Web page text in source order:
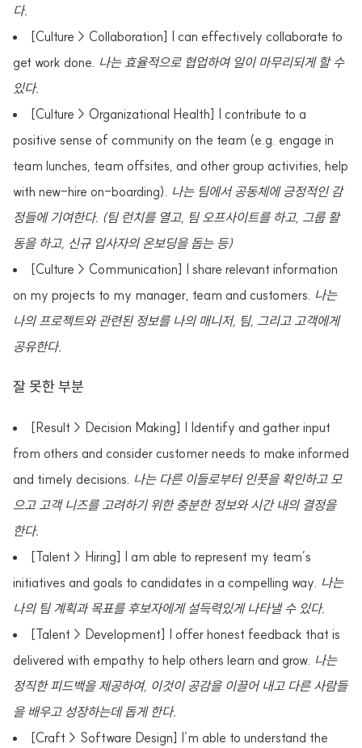
다.
[Culture > Collaboration] I can effectively collaborate to
get work done. 나는 효율적으로 협업하여 일이 마무리되게 할 수
있다.
[Culture > Organizational Health] I contribute to a
positive sense of community on the team (e.g. engage in
team lunches, team offsites, and other group activities, help
with new-hire on-boarding). 나는 팀에서 공동체에 긍정적인 감
정들에 기여한다. (팀 런치를 열고, 팀 오프사이트를 하고, 그룹 활
동을 하고, 신규 입사자의 온보딩을 돕는 등)
[Culture > Communication] I share relevant information
on my projects to my manager, team and customers. 나는
나의 프로젝트와 관련된 정보를 나의 매니저, 팀, 그리고 고객에게
공유한다.
잘 못한 부분
[Result > Decision Making] I Identify and gather input
from others and consider customer needs to make informed
and timely decisions. 나는 다른 이들로부터 인풋을 확인하고 모
으고 고객 니즈를 고려하기 위한 충분한 정보와 시간 내의 결정을
한다.
[Talent > Hiring] I am able to represent my team’s
initiatives and goals to candidates in a compelling way. 나는
나의 팀 계획과 목표를 후보자에게 설득력있게 나타낼 수 있다.
[Talent > Development] I offer honest feedback that is
delivered with empathy to help others learn and grow. 나는
정직한 피드백을 제공하여, 이것이 공감을 이끌어 내고 다른 사람들
을 배우고 성장하는데 돕게 한다.
[Craft > Software Design] I’m able to understand the